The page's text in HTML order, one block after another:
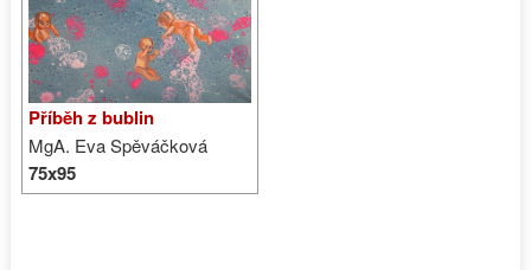
Příběh z bublin
MgA. Eva Spěváčková
75x95